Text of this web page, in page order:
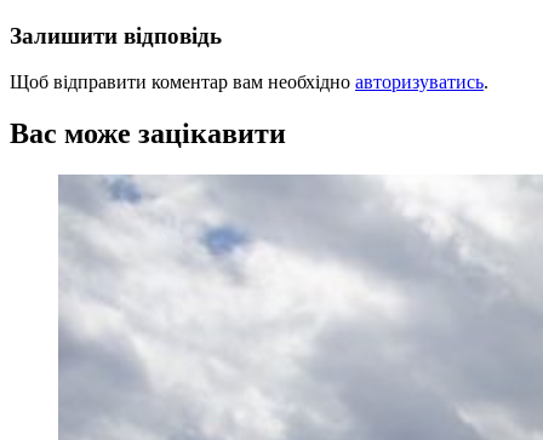
Залишити відповідь
Щоб відправити коментар вам необхідно авторизуватись.
Вас може зацікавити